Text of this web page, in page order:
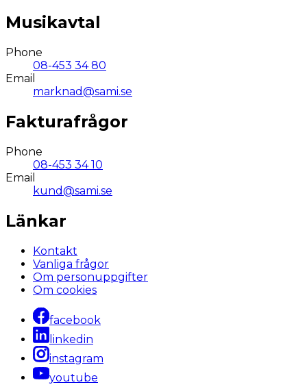
Musikavtal
Phone
08-453 34 80
Email
marknad@sami.se
Fakturafrågor
Phone
08-453 34 10
Email
kund@sami.se
Länkar
Kontakt
Vanliga frågor
Om personuppgifter
Om cookies
facebook
linkedin
instagram
youtube